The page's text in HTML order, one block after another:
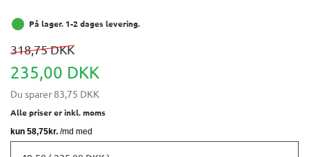
På lager. 1-2 dages levering.
318,75 DKK
235,00 DKK
Du sparer83,75 DKK
Alle priser er inkl. moms